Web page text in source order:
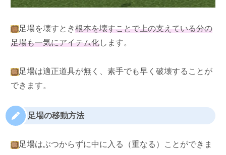
足場を壊すとき根本を壊すことで上の支えている分の
足場も一気にアイテム化します。
足場は適正道具が無く、素手でも早く破壊することが
できます。
足場の移動方法
足場はぶつからずに中に入る（重なる）ことができま